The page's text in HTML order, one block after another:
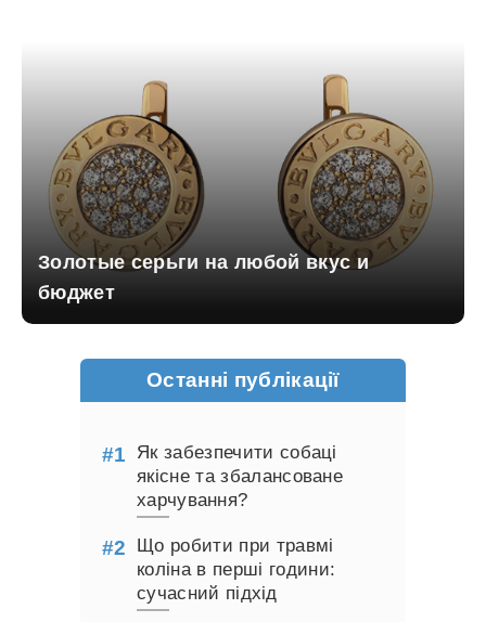
Золотые серьги на любой вкус и
бюджет
Останні публікації
Як забезпечити собаці
якісне та збалансоване
харчування?
Що робити при травмі
коліна в перші години:
сучасний підхід